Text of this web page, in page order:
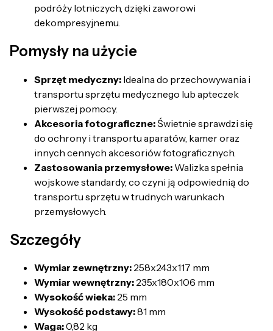
podróży lotniczych, dzięki zaworowi
dekompresyjnemu.
Pomysły na użycie
Sprzęt medyczny: Idealna do przechowywania i
transportu sprzętu medycznego lub apteczek
pierwszej pomocy.
Akcesoria fotograficzne:Świetnie sprawdzi się
do ochrony i transportu aparatów, kamer oraz
innych cennych akcesoriów fotograficznych.
Zastosowania przemysłowe: Walizka spełnia
wojskowe standardy, co czyni ją odpowiednią do
transportu sprzętu w trudnych warunkach
przemysłowych.
Szczegóły
Wymiar zewnętrzny: 258x243x117 mm
Wymiar wewnętrzny: 235x180x106 mm
Wysokość wieka: 25 mm
Wysokość podstawy:81 mm
Waga:0,82 kg